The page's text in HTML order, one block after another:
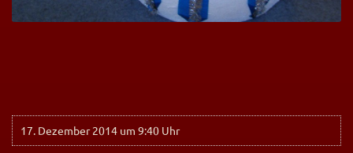
17. Dezember 2014 um 9:40 Uhr